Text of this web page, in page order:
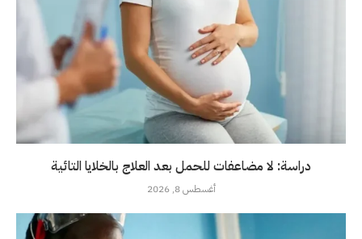
دراسة: لا مضاعفات للحمل بعد العلاج بالخلايا التائية
أغسطس 8, 2026